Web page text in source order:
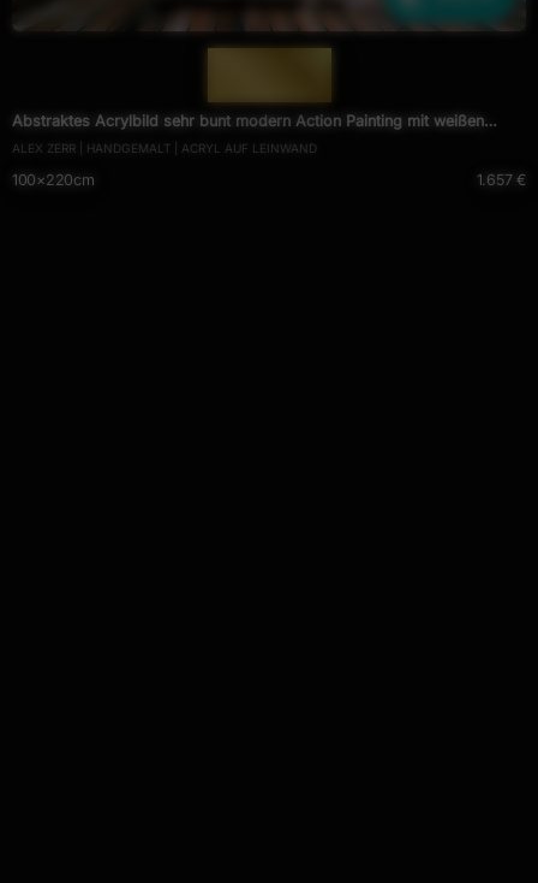
Abstraktes Acrylbild sehr bunt modern Action Painting mit weißen
Streifen
ALEX ZERR | HANDGEMALT | ACRYL AUF LEINWAND
100×220cm 1.657 €